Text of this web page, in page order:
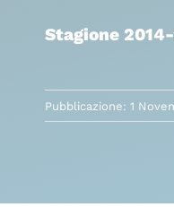
Stagione
Pubblicazione: 1